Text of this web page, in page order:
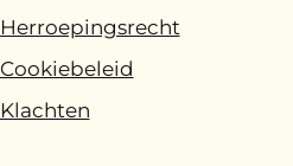
Herroepingsrecht
Cookiebeleid
Klachten